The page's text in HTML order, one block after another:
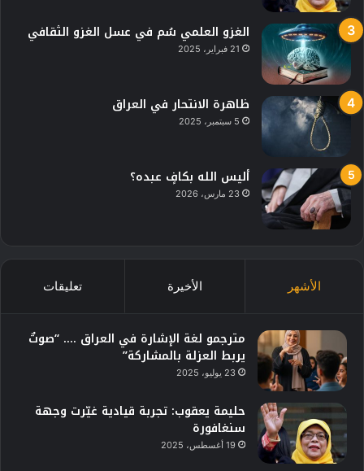
الغزو العلمي سُم في عسل الغزو الثقافي
21 فبراير، 2025
ظاهرة الانتحار في العراق
5 سبتمبر، 2025
أليس الله بكافٍ عبده؟
23 مارس، 2026
الأشهر الأخيرة تعليقات
مترجمو لغة الإشارة في العراق …. “صوتٌ
يربط العزلة بالمشاركة”
23 يوليو، 2025
حليمة يعقوب: تجربة قيادية غيّرت وجهة
سنغافورة
19 أغسطس، 2025